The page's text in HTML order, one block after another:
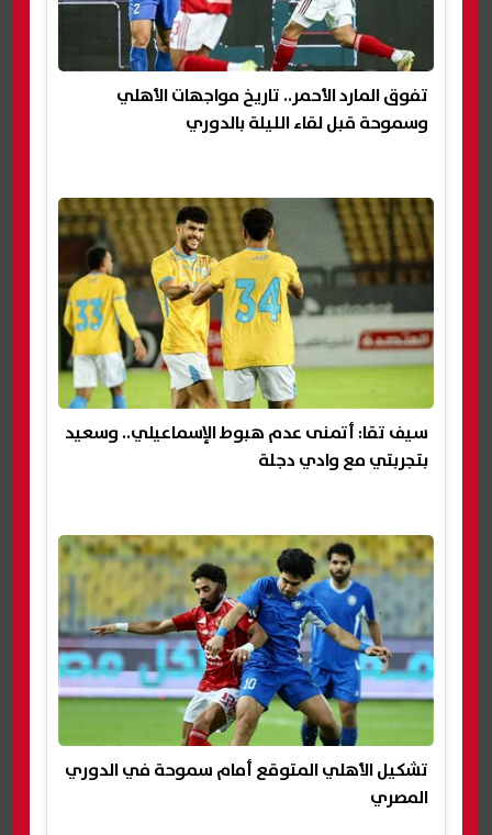
تفوق المارد الأحمر.. تاريخ مواجهات الأهلي
وسموحة قبل لقاء الليلة بالدوري
سيف تقا: أتمنى عدم هبوط الإسماعيلي.. وسعيد
بتجربتي مع وادي دجلة
تشكيل الأهلي المتوقع أمام سموحة في الدوري
المصري